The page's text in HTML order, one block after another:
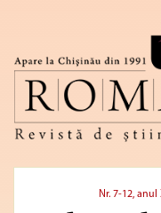
Nr. 7-12, anul